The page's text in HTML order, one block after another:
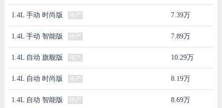
1.4L 手动 时尚版 停产 7.39万
1.4L 手动 智能版 停产 7.89万
1.4L 自动 旗舰版 停产 10.29万
1.4L 自动 时尚版 停产 8.19万
1.4L 自动 智能版 停产 8.69万